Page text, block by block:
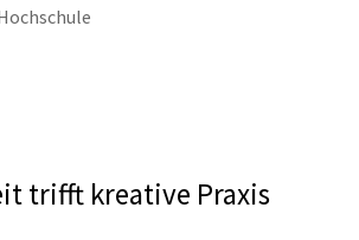
trifft kreative Praxis